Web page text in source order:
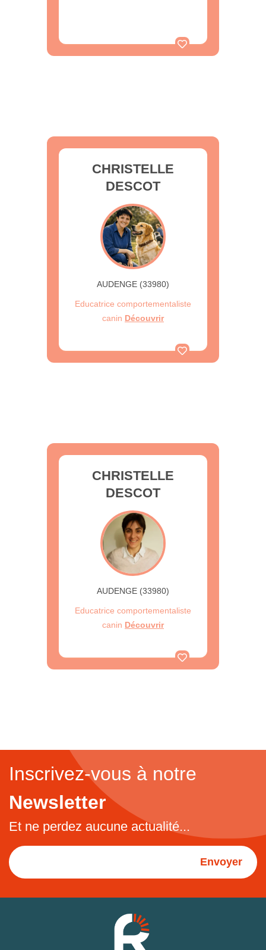
CHRISTELLE
DESCOT
AUDENGE (33980)
Educatrice comportementaliste
canin Découvrir
CHRISTELLE
DESCOT
AUDENGE (33980)
Educatrice comportementaliste
canin Découvrir
Inscrivez-vous à notre
Newsletter
Et ne perdez aucune actualité...
Envoyer